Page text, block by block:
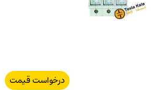
درخواست قیمت